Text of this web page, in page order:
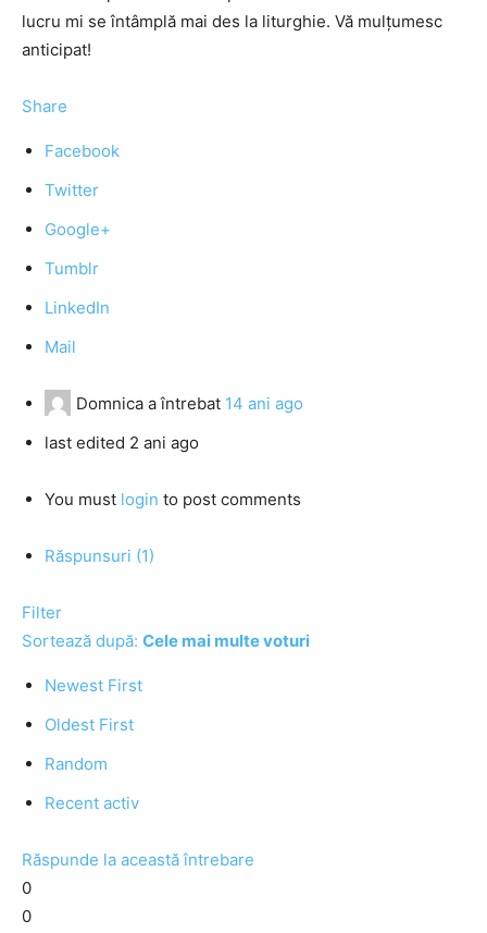
lucru mi se întâmplă mai des la liturghie. Vă mulţumesc
anticipat!
Share
Facebook
Twitter
Google+
Tumblr
LinkedIn
Mail
Domnica a întrebat 14 ani ago
last edited 2 ani ago
You must login to post comments
Răspunsuri (1)
Filter
Sortează după: Cele mai multe voturi
Newest First
Oldest First
Random
Recent activ
Răspunde la această întrebare
0
0